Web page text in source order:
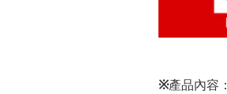
※產品內容：